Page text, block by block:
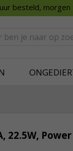
besteld, morgen
22.5W,